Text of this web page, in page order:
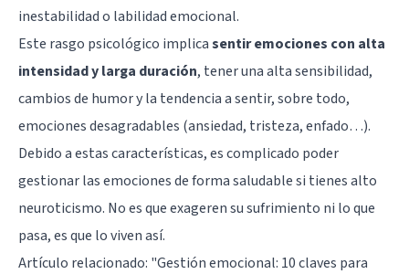
inestabilidad o labilidad emocional.
Este rasgo psicológico implicasentir emociones con alta
intensidad y larga duración, tener una alta sensibilidad,
cambios de humor y la tendencia a sentir, sobre todo,
emociones desagradables (ansiedad, tristeza, enfado…).
Debido a estas características, es complicado poder
gestionar las emociones de forma saludable si tienes alto
neuroticismo. No es que exageren su sufrimiento ni lo que
pasa, es que lo viven así.
Artículo relacionado: "Gestión emocional: 10 claves para